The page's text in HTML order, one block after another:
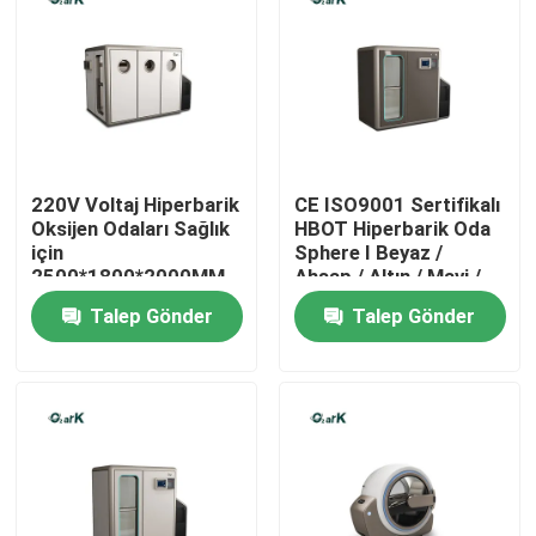
Hakkımızda
Kalite kontrol
Bir teklif isteği
Ters Yaşlanma Hiperbar Odası
220V Voltaj Hiperbarik
Oksijen Odaları Sağlık
için
2500*1800*2000MM
Talep Gönder
CE ISO9001 Sertifikalı
HBOT Hiperbarik Oda
Sphere I Beyaz /
Ahşap / Altın / Mavi /
Yeşil
Talep Gönder